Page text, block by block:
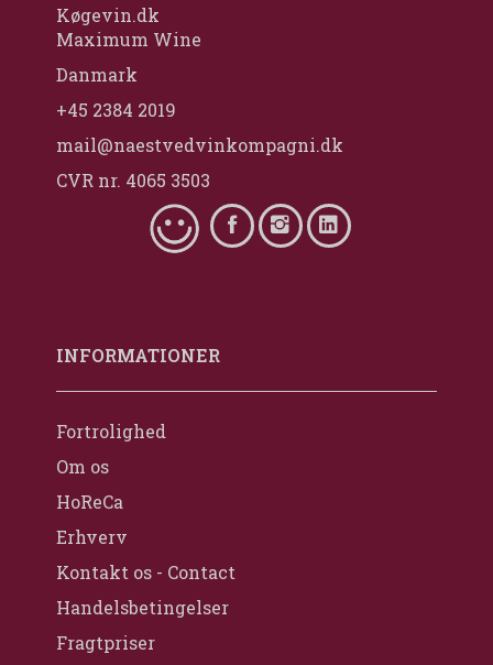
Køgevin.dk
Maximum Wine
Danmark
+45 2384 2019
mail@naestvedvinkompagni.dk
CVR nr. 4065 3503
INFORMATIONER
Fortrolighed
Om os
HoReCa
Erhverv
Kontakt os - Contact
Handelsbetingelser
Fragtpriser